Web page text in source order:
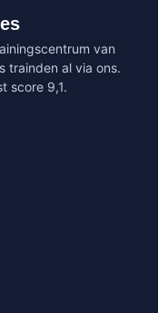
van
trainden al via ons.
score 9,1.